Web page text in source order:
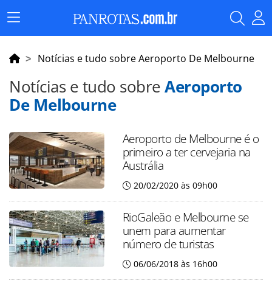
Menu
Principal
Notícias e tudo sobre Aeroporto De Melbourne
Notícias e tudo sobreAeroporto
De Melbourne
Aeroporto de Melbourne é o
primeiro a ter cervejaria na
Austrália
20/02/2020 às 09h00
RioGaleão e Melbourne se
unem para aumentar
número de turistas
06/06/2018 às 16h00